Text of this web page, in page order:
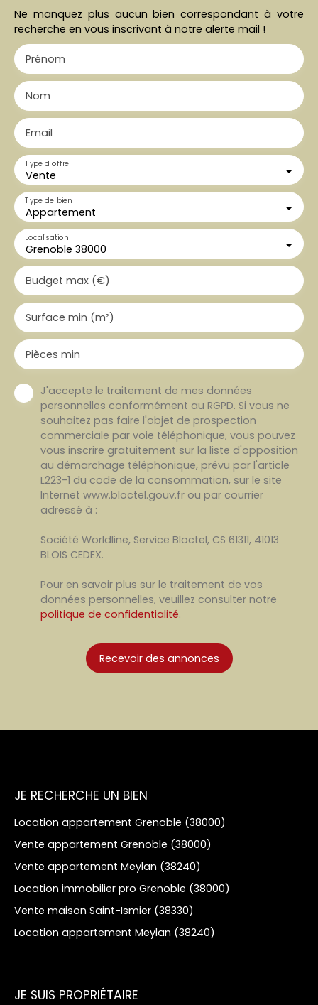
Ne manquez plus aucun bien correspondant à votre
recherche en vous inscrivant à notre alerte mail !
Prénom
Nom
Email
Vente
Type d'offre
Appartement
Type de bien
Grenoble 38000
Localisation
Budget max (€)
Surface min (m²)
Pièces min
J'accepte le traitement de mes données
personnelles conformément au RGPD. Si vous ne
souhaitez pas faire l'objet de prospection
commerciale par voie téléphonique, vous pouvez
vous inscrire gratuitement sur la liste d'opposition
au démarchage téléphonique, prévu par l'article
L223-1 du code de la consommation, sur le site
Internet www.bloctel.gouv.fr ou par courrier
adressé à :
Société Worldline, Service Bloctel, CS 61311, 41013
BLOIS CEDEX.
Pour en savoir plus sur le traitement de vos
données personnelles, veuillez consulter notre
politique de confidentialité.
Recevoir des annonces
JE RECHERCHE UN BIEN
Location appartement Grenoble (38000)
Vente appartement Grenoble (38000)
Vente appartement Meylan (38240)
Location immobilier pro Grenoble (38000)
Vente maison Saint-Ismier (38330)
Location appartement Meylan (38240)
JE SUIS PROPRIÉTAIRE